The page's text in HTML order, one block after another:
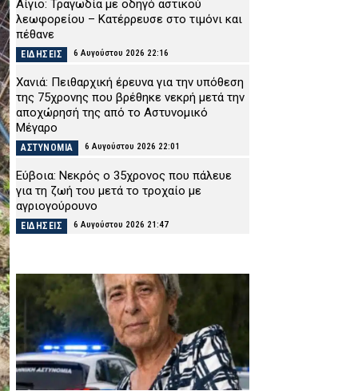
Αίγιο: Τραγωδία με οδηγό αστικού
λεωφορείου – Κατέρρευσε στο τιμόνι και
πέθανε
ΕΙΔΗΣΕΙΣ 6 Αυγούστου 2026 22:16
Χανιά: Πειθαρχική έρευνα για την υπόθεση
της 75χρονης που βρέθηκε νεκρή μετά την
αποχώρησή της από το Αστυνομικό
Μέγαρο
ΑΣΤΥΝΟΜΙΑ 6 Αυγούστου 2026 22:01
Εύβοια: Νεκρός ο 35χρονος που πάλευε
για τη ζωή του μετά το τροχαίο με
αγριογούρουνο
ΕΙΔΗΣΕΙΣ 6 Αυγούστου 2026 21:47
μετασχηματιστή και την πυρκαγιά
ΑΣΤΥΝΟΜΙΑ 6 Αυγούστου 2026 21:32
Συρία: Βόμβα εξερράγη σε λεωφορείο
κοντά στη Δαμασκό – Αναφορές για
πολλούς νεκρούς
ΔΙΕΘΝΗ 6 Αυγούστου 2026 21:18